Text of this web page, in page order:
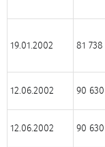
19.01.2002 81 738
12.06.2002 90 630
12.06.2002 90 630